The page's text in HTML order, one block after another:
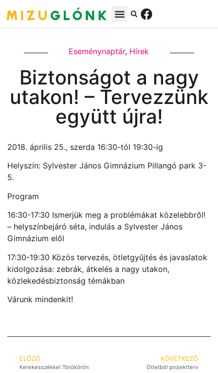
Eseménynaptár, Hírek
Biztonságot a nagy
utakon! – Tervezzünk
együtt újra!
2018. április 25., szerda 16:30-tól 19:30-ig
Helyszín: Sylvester János Gimnázium Pillangó park 3-
5.
Program
16:30-17:30 Ismerjük meg a problémákat közelebbről!
– helyszínbejáró séta, indulás a Sylvester János
Gimnázium elől
17:30-19:30 Közös tervezés, ötletgyűjtés és javaslatok
kidolgozása: zebrák, átkelés a nagy utakon,
közlekedésbiztonság témákban
Várunk mindenkit!
ELŐZŐ
Kerekesszékkel Törökőrön
KÖVETKEZŐ
Ötletből projektterv